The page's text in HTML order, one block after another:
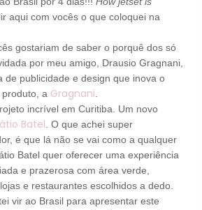
aqui com vocês o que coloquei na
gostariam de saber o porquê dos só
por meu amigo, Drausio Gragnani,
de publicidade e design que inova o
a Gragnani
incrível em Curitiba. Um novo
Batel . O que achei super
é que lá não se vai como a qualquer
Batel quer oferecer uma experiência
e prazerosa com área verde,
e restaurantes escolhidos a dedo.
vir ao Brasil para apresentar este